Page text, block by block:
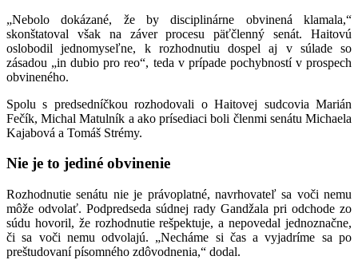
„Nebolo dokázané, že by disciplinárne obvinená klamala,“
skonštatoval však na záver procesu päťčlenný senát. Haitovú
oslobodil jednomyseľne, k rozhodnutiu dospel aj v súlade so
zásadou „in dubio pro reo“, teda v prípade pochybností v prospech
obvineného.
Spolu s predsedníčkou rozhodovali o Haitovej sudcovia Marián
Fečík, Michal Matulník a ako prísediaci boli členmi senátu Michaela
Kajabová a Tomáš Strémy.
Nie je to jediné obvinenie
Rozhodnutie senátu nie je právoplatné, navrhovateľ sa voči nemu
môže odvolať. Podpredseda súdnej rady Gandžala pri odchode zo
súdu hovoril, že rozhodnutie rešpektuje, a nepovedal jednoznačne,
či sa voči nemu odvolajú. „Necháme si čas a vyjadríme sa po
preštudovaní písomného zdôvodnenia,“ dodal.